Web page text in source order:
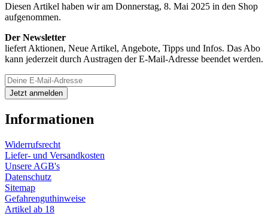
Diesen Artikel haben wir am Donnerstag, 8. Mai 2025 in den Shop
aufgenommen.
Der Newsletter
liefert Aktionen, Neue Artikel, Angebote, Tipps und Infos. Das Abo
kann jederzeit durch Austragen der E-Mail-Adresse beendet werden.
Informationen
Widerrufsrecht
Liefer- und Versandkosten
Unsere AGB's
Datenschutz
Sitemap
Gefahrenguthinweise
Artikel ab 18